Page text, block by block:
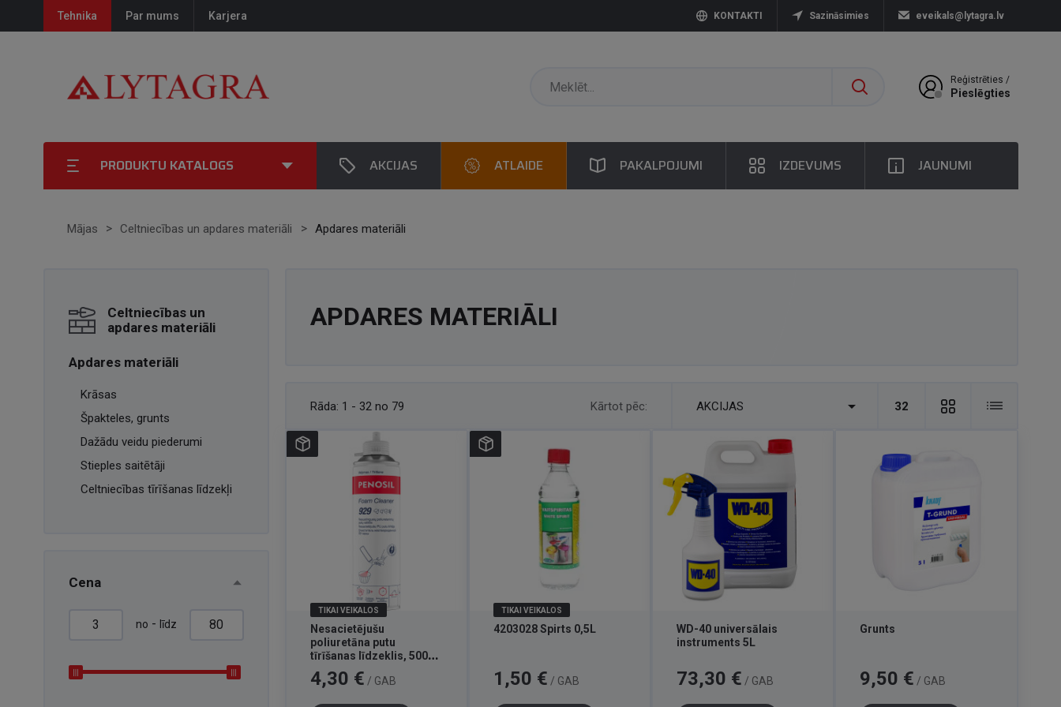
Tehnika Par mums Karjera KONTAKTI Sazināsimies eveikals@lytagra.lv
Reģistrēties /
Pieslēgties
PRODUKTU KATALOGS AKCIJAS ATLAIDE PAKALPOJUMI IZDEVUMS JAUNUMI
Mājas Celtniecības un apdares materiāli Apdares materiāli
Celtniecības un
apdares materiāli
Apdares materiāli
Krāsas
Špakteles, grunts
Dažādu veidu piederumi
Stieples saitētāji
Celtniecības tīrīšanas līdzekļi
Cena
no - līdz
APDARES MATERIĀLI
Rāda: 1 - 32 no 79 32
Kārtot pēc: AKCIJAS 
TIKAI VEIKALOS
Nesacietējušu
poliuretāna putu
tīrīšanas līdzeklis, 500
ml
Cena
4,30 € / GAB
TIKAI VEIKALOS
4203028 Spirts 0,5L
Cena
1,50 € / GAB
WD-40 universālais
instruments 5L
Cena
73,30 € / GAB
Grunts
Cena
9,50 € / GAB